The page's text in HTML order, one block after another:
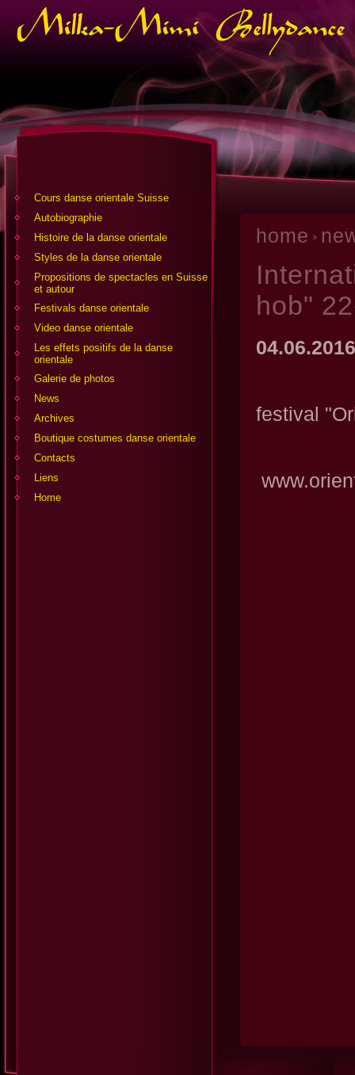
Cours danse orientale Suisse
Аutobiographie
Histoire de la danse orientale
Styles de la danse orientale
Propositions de spectacles en Suisse
et autour
Festivals danse orientale
Video danse orientale
Les effets positifs de la danse
orientale
Galerie de photos
News
Archives
Boutique costumes danse orientale
Contacts
Liens
Home
home
hob"
04.06.2016
festival